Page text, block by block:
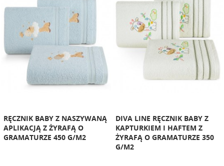
RĘCZNIK BABY Z NASZYWANĄ
APLIKACJĄ Z ŻYRAFĄ O
GRAMATURZE 450 G/M2
DIVA LINE RĘCZNIK BABY Z
KAPTURKIEM I HAFTEM Z
ŻYRAFĄ O GRAMATURZE 350
G/M2